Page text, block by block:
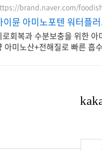
brand.naver.com/
이뮨 아미노포텐 워터플
4,000mg
로회복과 수분보충을 위한 아
아미노산+전해질로 빠른 흡수